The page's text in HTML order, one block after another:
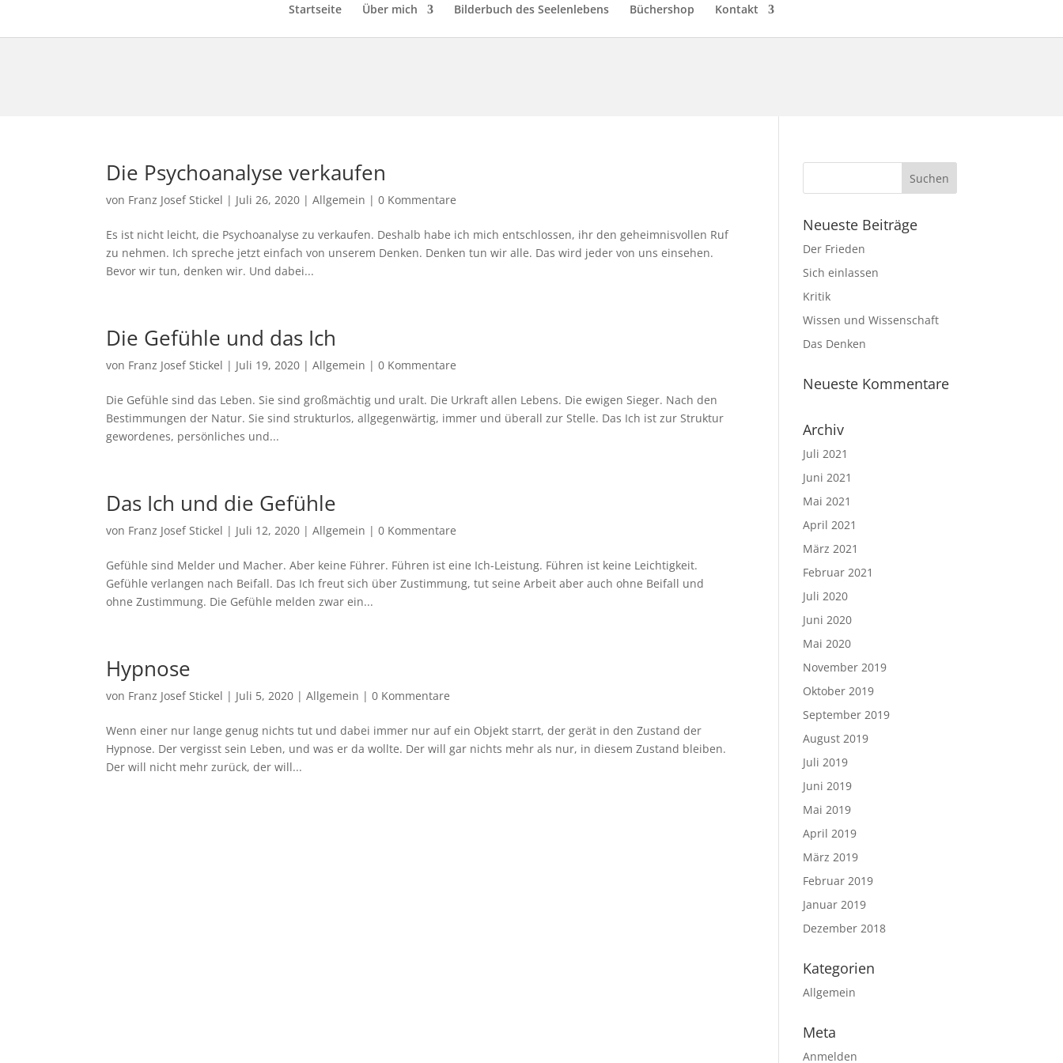
Startseite Über mich Bilderbuch des Seelenlebens Büchershop Kontakt
Die Psychoanalyse verkaufen
von Franz Josef Stickel | Juli 26, 2020 |Allgemein |0 Kommentare
Es ist nicht leicht, die Psychoanalyse zu verkaufen. Deshalb habe ich mich entschlossen, ihr den geheimnisvollen Ruf
zu nehmen. Ich spreche jetzt einfach von unserem Denken. Denken tun wir alle. Das wird jeder von uns einsehen.
Bevor wir tun, denken wir. Und dabei...
Die Gefühle und das Ich
von Franz Josef Stickel | Juli 19, 2020 |Allgemein |0 Kommentare
Die Gefühle sind das Leben. Sie sind großmächtig und uralt. Die Urkraft allen Lebens. Die ewigen Sieger. Nach den
Bestimmungen der Natur. Sie sind strukturlos, allgegenwärtig, immer und überall zur Stelle. Das Ich ist zur Struktur
gewordenes, persönliches und...
Das Ich und die Gefühle
von Franz Josef Stickel | Juli 12, 2020 |Allgemein |0 Kommentare
Gefühle sind Melder und Macher. Aber keine Führer. Führen ist eine Ich-Leistung. Führen ist keine Leichtigkeit.
Gefühle verlangen nach Beifall. Das Ich freut sich über Zustimmung, tut seine Arbeit aber auch ohne Beifall und
ohne Zustimmung. Die Gefühle melden zwar ein...
Hypnose
von Franz Josef Stickel | Juli 5, 2020 |Allgemein |0 Kommentare
Wenn einer nur lange genug nichts tut und dabei immer nur auf ein Objekt starrt, der gerät in den Zustand der
Hypnose. Der vergisst sein Leben, und was er da wollte. Der will gar nichts mehr als nur, in diesem Zustand bleiben.
Der will nicht mehr zurück, der will...
Neueste Beiträge
Der Frieden
Sich einlassen
Kritik
Wissen und Wissenschaft
Das Denken
Neueste Kommentare
Archiv
Juli 2021
Juni 2021
Mai 2021
April 2021
März 2021
Februar 2021
Juli 2020
Juni 2020
Mai 2020
November 2019
Oktober 2019
September 2019
August 2019
Juli 2019
Juni 2019
Mai 2019
April 2019
März 2019
Februar 2019
Januar 2019
Dezember 2018
Kategorien
Allgemein
Meta
Anmelden